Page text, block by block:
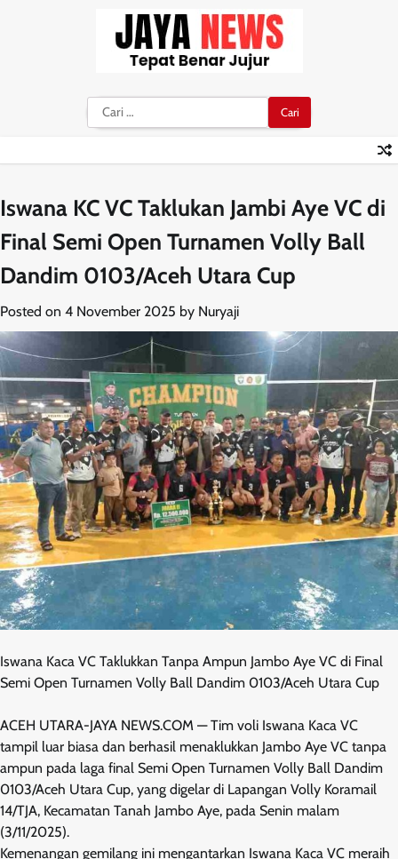
Cari
untuk:
Iswana KC VC Taklukan Jambi Aye VC di
Final Semi Open Turnamen Volly Ball
Dandim 0103/Aceh Utara Cup
Posted on 4 November 2025 by Nuryaji
Iswana Kaca VC Taklukkan Tanpa Ampun Jambo Aye VC di Final
Semi Open Turnamen Volly Ball Dandim 0103/Aceh Utara Cup
ACEH UTARA-JAYA NEWS.COM — Tim voli Iswana Kaca VC
tampil luar biasa dan berhasil menaklukkan Jambo Aye VC tanpa
ampun pada laga final Semi Open Turnamen Volly Ball Dandim
0103/Aceh Utara Cup, yang digelar di Lapangan Volly Koramail
14/TJA, Kecamatan Tanah Jambo Aye, pada Senin malam
(3/11/2025).
Kemenangan gemilang ini mengantarkan Iswana Kaca VC meraih